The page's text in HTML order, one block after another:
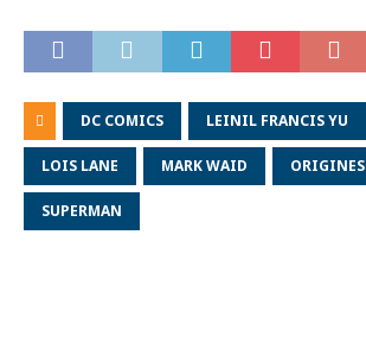
DC COMICS LEINIL FRANCIS YU
LOIS LANE MARK WAID ORIGINES
SUPERMAN